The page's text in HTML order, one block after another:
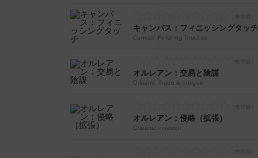
キャンバス：フィニッシングタッチ
Canvas: Finishing Touches
オルレアン：交易と陰謀
Orléans: Trade & Intrigue
オルレアン：侵略（拡張）
Orléans: Invasion